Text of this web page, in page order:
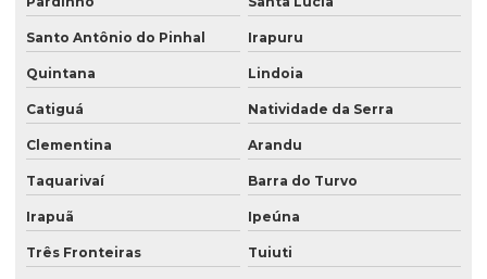
Santo Antônio do Pinhal Irapuru
Quintana Lindoia
Catiguá Natividade da Serra
Clementina Arandu
Taquarivaí Barra do Turvo
Irapuã Ipeúna
Três Fronteiras Tuiuti